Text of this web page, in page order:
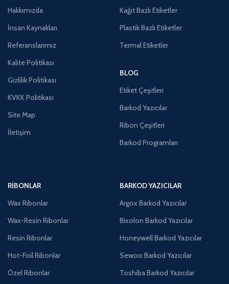
Hakkımızda
İnsan Kaynakları
Referanslarımız
Kalite Politikası
Gizlilik Politikası
KVKK Politikası
Site Map
İletişim
Kağıt Bazlı Etiketler
Plastik Bazlı Etiketler
Termal Etiketler
BLOG
Etiket Çeşitleri
Barkod Yazıcılar
Ribon Çeşitleri
Barkod Programları
RIBONLAR
Wax Ribonlar
Wax-Resin Ribonlar
Resin Ribonlar
Hot-Foil Ribonlar
Özel Ribonlar
BARKOD YAZICILAR
Argox Barkod Yazıcılar
Bixolon Barkod Yazıcılar
Honeywell Barkod Yazıcılar
Sewoo Barkod Yazıcılar
Toshiba Barkod Yazıcılar